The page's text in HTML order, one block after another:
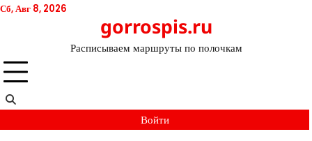
Перейти
Сб, Авг 8, 2026
gorrospis.ru
Расписываем маршруты по полочкам
Войти